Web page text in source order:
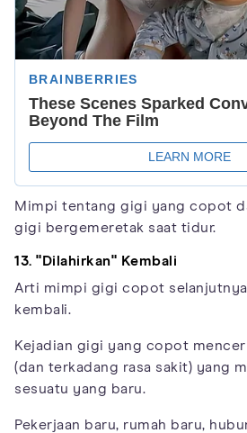
Mimpi tentang gigi yang copot
gigi bergemeretak saat tidur.
13. "Dilahirkan" Kembali
Arti mimpi gigi copot selanjutnya
kembali.
Kejadian gigi yang copot
(dan terkadang rasa sakit) yang
sesuatu yang baru.
Pekerjaan baru, rumah baru,